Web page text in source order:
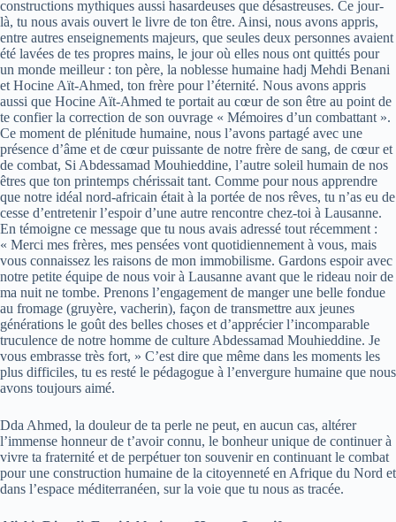
constructions mythiques aussi hasardeuses que désastreuses. Ce jour-
là, tu nous avais ouvert le livre de ton être. Ainsi, nous avons appris,
entre autres enseignements majeurs, que seules deux personnes avaient
été lavées de tes propres mains, le jour où elles nous ont quittés pour
un monde meilleur : ton père, la noblesse humaine hadj Mehdi Benani
et Hocine Aït-Ahmed, ton frère pour l’éternité. Nous avons appris
aussi que Hocine Aït-Ahmed te portait au cœur de son être au point de
te confier la correction de son ouvrage « Mémoires d’un combattant ».
Ce moment de plénitude humaine, nous l’avons partagé avec une
présence d’âme et de cœur puissante de notre frère de sang, de cœur et
de combat, Si Abdessamad Mouhieddine, l’autre soleil humain de nos
êtres que ton printemps chérissait tant. Comme pour nous apprendre
que notre idéal nord-africain était à la portée de nos rêves, tu n’as eu de
cesse d’entretenir l’espoir d’une autre rencontre chez-toi à Lausanne.
En témoigne ce message que tu nous avais adressé tout récemment :
« Merci mes frères, mes pensées vont quotidiennement à vous, mais
vous connaissez les raisons de mon immobilisme. Gardons espoir avec
notre petite équipe de nous voir à Lausanne avant que le rideau noir de
ma nuit ne tombe. Prenons l’engagement de manger une belle fondue
au fromage (gruyère, vacherin), façon de transmettre aux jeunes
générations le goût des belles choses et d’apprécier l’incomparable
truculence de notre homme de culture Abdessamad Mouhieddine. Je
vous embrasse très fort, » C’est dire que même dans les moments les
plus difficiles, tu es resté le pédagogue à l’envergure humaine que nous
avons toujours aimé.
Dda Ahmed, la douleur de ta perle ne peut, en aucun cas, altérer
l’immense honneur de t’avoir connu, le bonheur unique de continuer à
vivre ta fraternité et de perpétuer ton souvenir en continuant le combat
pour une construction humaine de la citoyenneté en Afrique du Nord et
dans l’espace méditerranéen, sur la voie que tu nous as tracée.